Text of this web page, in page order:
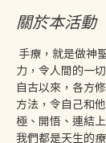
關於本活動
手療，就是做神
力，令人間的一
自古以來，各方
方法，令自己和
極、開悟、連結
我們都是天生的